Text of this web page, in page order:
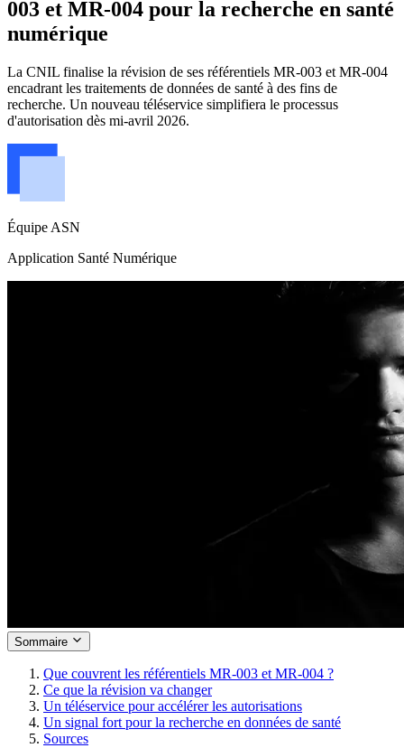
003 et MR-004 pour la recherche en santé
numérique
La CNIL finalise la révision de ses référentiels MR-003 et MR-004
encadrant les traitements de données de santé à des fins de
recherche. Un nouveau téléservice simplifiera le processus
d'autorisation dès mi-avril 2026.
Équipe ASN
Application Santé Numérique
Sommaire
Que couvrent les référentiels MR-003 et MR-004 ?
Ce que la révision va changer
Un téléservice pour accélérer les autorisations
Un signal fort pour la recherche en données de santé
Sources